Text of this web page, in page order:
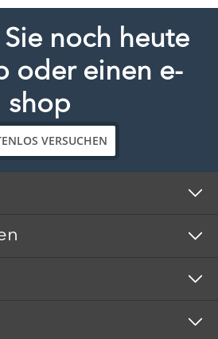
noch heute
oder einen e-
shop
VERSUCHEN